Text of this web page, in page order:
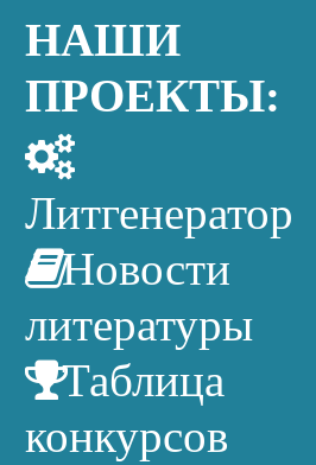
НАШИ
ПРОЕКТЫ:
Литгенератор
Новости
литературы
Таблица
конкурсов